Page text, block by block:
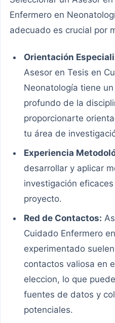
Enfermero en
adecuado es crucial por
Orientación
Asesor en Tesis en
Neonatología tiene
profundo de la
proporcionarte
tu área de
Experiencia
desarrollar y aplicar
investigación
proyecto.
Red de Contactos:
Cuidado Enfermero
experimentado
contactos valiosa en
eleccion, lo que
fuentes de datos y
potenciales.